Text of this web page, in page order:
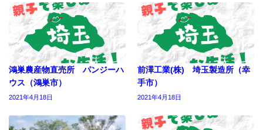
鴻巣農産物直売所 パンジーハ
ウス（鴻巣市）
2021年4月18日
前澤工業(株) 埼玉製造所（幸
手市）
2021年4月18日